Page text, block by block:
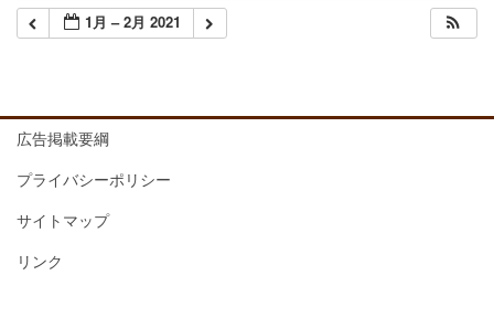
1月 – 2月 2021
広告掲載要綱
プライバシーポリシー
サイトマップ
リンク